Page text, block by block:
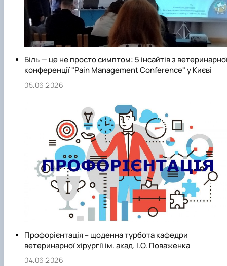
Біль — це не просто симптом: 5 інсайтів з
конференції "Pain Management Conference" у Києві
05.06.2026
Профорієнтація – щоденна турбота кафедри
ветеринарної хірургії ім. акад. І.О. Поваженка
04.06.2026